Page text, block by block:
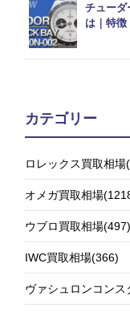
チューダ
は｜特
カテゴリー
ロレックス買取相場
オメガ買取相場
ウブロ買取相場(497)
IWC買取相場(366)
ヴァシュロンコン